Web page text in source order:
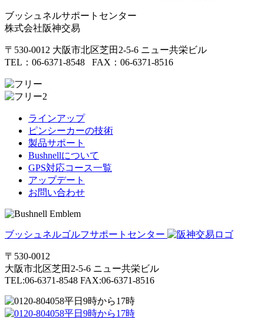
ブッシュネルサポートセンター
株式会社阪神交易
〒530-0012 大阪市北区芝田2-5-6 ニュー共栄ビル
TEL：06-6371-8548 FAX：06-6371-8516
ラインアップ
ピンシーカーの技術
製品サポート
Bushnellについて
GPS対応コース一覧
アップデート
お問い合わせ
ブッシュネルゴルフサポートセンター
〒530-0012
大阪市北区芝田2-5-6 ニュー共栄ビル
TEL:06-6371-8548 FAX:06-6371-8516